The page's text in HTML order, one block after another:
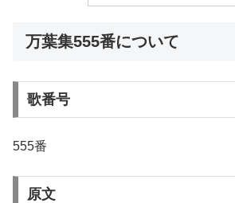
万葉集555番について
歌番号
555番
原文